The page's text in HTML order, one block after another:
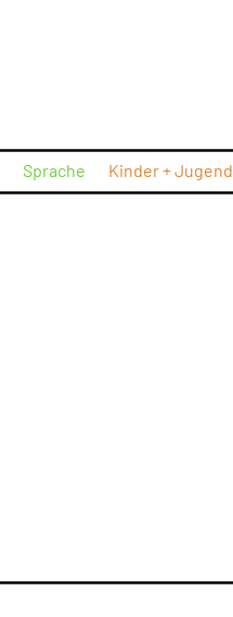
Sprache Kinder + Jugend